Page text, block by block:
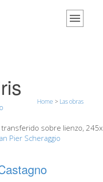
de los visitantes
Home > Las obras
transferido sobre lienzo,
Pier Scheraggio